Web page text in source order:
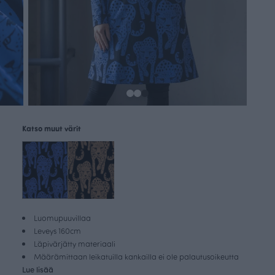
Luomupuuvillaa
Leveys 160cm
Läpivärjätty materiaali
Määrämittaan leikatuilla kankailla ei ole palautusoikeutta
Lue lisää
Katso muut värit